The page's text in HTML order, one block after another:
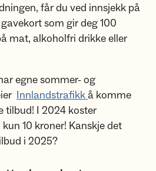
får du ved innsjekk på
som gir deg 100
mat, alkoholfri drikke eller
egne sommer- og
Innlandstrafikkå komme
tilbud! I 2024 koster
10 kroner! Kanskje det
i 2025?